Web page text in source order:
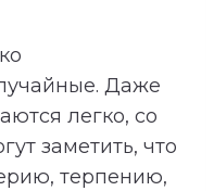
Даже
легко, со
заметить, что
терпению,